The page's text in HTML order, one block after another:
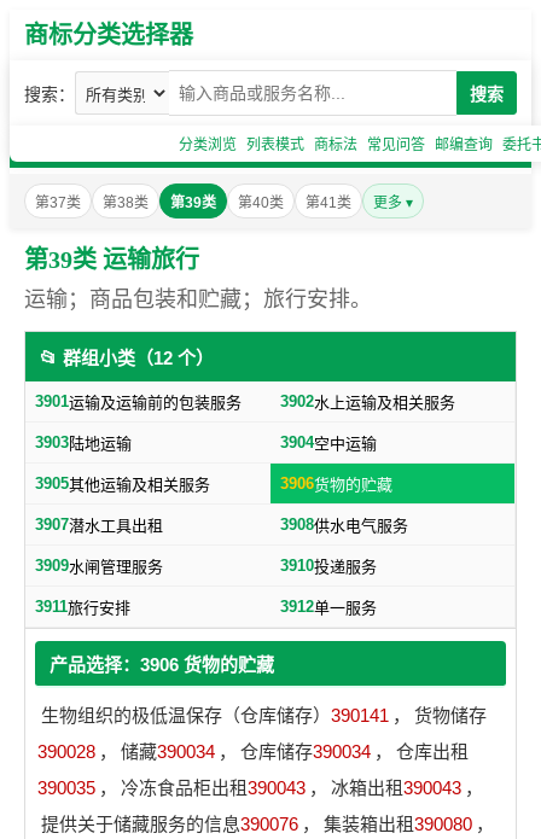
商标分类选择器
搜索： 搜索
分类浏览 列表模式 商标法 常见问答 邮编查询 委托
第37类 第38类 第39类 第40类 第41类 更多 ▾
第39类 运输旅行
运输；商品包装和贮藏；旅行安排。
📂 群组小类（12 个）
3901运输及运输前的包装服务 3902水上运输及相关服务
3903陆地运输 3904空中运输
3905其他运输及相关服务 3906货物的贮藏
3907潜水工具出租 3908供水电气服务
3909水闸管理服务 3910投递服务
3911旅行安排 3912单一服务
产品选择：3906 货物的贮藏
生物组织的极低温保存（仓库储存） 390141 ，
货物储存
390028 ， 储藏390034 ， 仓库储存390034 ，
仓库出租
390035 ， 冷冻食品柜出租390043 ， 冰箱出租390043 ，
提供关于储藏服务的信息390076 ， 集装箱出租390080 ，